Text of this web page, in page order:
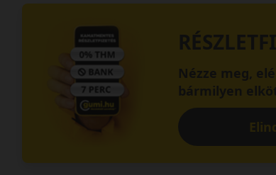
Nézze meg,
bármilyen